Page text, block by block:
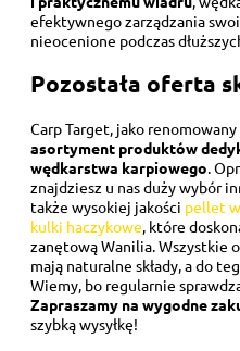
efektywnego zarządzania
nieocenione podczas
Pozostała oferta
Carp Target, jako renomowany
asortyment produktów
wędkarstwa karpiowego.
znajdziesz u nas duży wybór
także wysokiej jakości pellet
kulki haczykowe, które
zanętową Wanilia. Wszystkie
mają naturalne składy, a do
Wiemy, bo regularnie
Zapraszamy na wygodne
szybką wysyłkę!